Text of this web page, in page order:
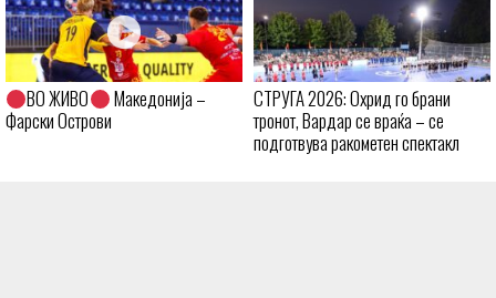
ВО ЖИВО
Македонија –
Фарски Острови
СТРУГА 2026: Охрид го брани
тронот, Вардар се враќа – се
подготвува ракометен спектакл